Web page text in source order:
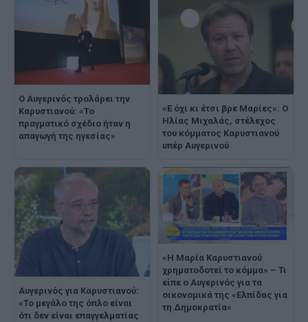
Ο Αυγερινός τρολάρει την
Καρυστιανού: «Το
πραγματικό σχέδιο ήταν η
απαγωγή της ηγεσίας»
«Ε όχι κι έτσι βρε Μαρίες»: Ο
Ηλίας Μιχαλάς, στέλεχος
του κόμματος Καρυστιανού
υπέρ Αυγερινού
Αυγερινός για Καρυστιανού:
«Το μεγάλο της όπλο είναι
ότι δεν είναι επαγγελματίας
«Η Μαρία Καρυστιανού
χρηματοδοτεί το κόμμα» – Τι
είπε ο Αυγερινός για τα
οικονομικά της «Ελπίδας για
τη Δημοκρατία»